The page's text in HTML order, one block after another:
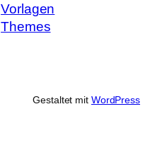
Vorlagen
Themes
Gestaltet mit WordPress